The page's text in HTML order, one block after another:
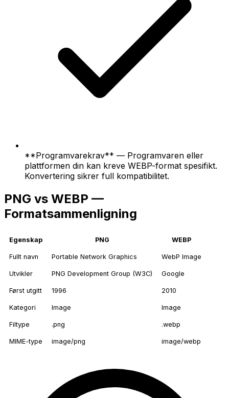
**Programvarekrav** — Programvaren eller
plattformen din kan kreve WEBP-format spesifikt.
Konvertering sikrer full kompatibilitet.
PNG vs WEBP —
Formatsammenligning
Egenskap PNG WEBP
Fullt navn Portable Network Graphics WebP Image
Utvikler PNG Development Group (W3C) Google
Først utgitt 1996 2010
Kategori Image Image
Filtype .png .webp
MIME-type image/png image/webp